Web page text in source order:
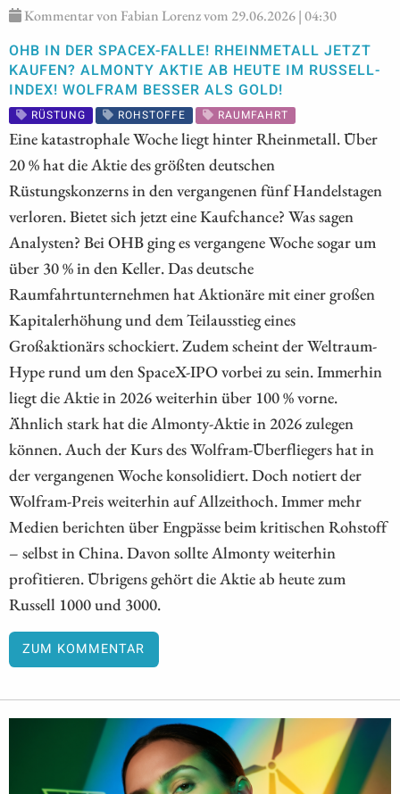
Kommentar von Fabian Lorenz vom 29.06.2026 | 04:30
OHB IN DER SPACEX-FALLE! RHEINMETALL JETZT
KAUFEN? ALMONTY AKTIE AB HEUTE IM RUSSELL-
INDEX! WOLFRAM BESSER ALS GOLD!
RÜSTUNG ROHSTOFFE RAUMFAHRT
Eine katastrophale Woche liegt hinter Rheinmetall. Über
20 % hat die Aktie des größten deutschen
Rüstungskonzerns in den vergangenen fünf Handelstagen
verloren. Bietet sich jetzt eine Kaufchance? Was sagen
Analysten? Bei OHB ging es vergangene Woche sogar um
über 30 % in den Keller. Das deutsche
Raumfahrtunternehmen hat Aktionäre mit einer großen
Kapitalerhöhung und dem Teilausstieg eines
Großaktionärs schockiert. Zudem scheint der Weltraum-
Hype rund um den SpaceX-IPO vorbei zu sein. Immerhin
liegt die Aktie in 2026 weiterhin über 100 % vorne.
Ähnlich stark hat die Almonty-Aktie in 2026 zulegen
können. Auch der Kurs des Wolfram-Überfliegers hat in
der vergangenen Woche konsolidiert. Doch notiert der
Wolfram-Preis weiterhin auf Allzeithoch. Immer mehr
Medien berichten über Engpässe beim kritischen Rohstoff
– selbst in China. Davon sollte Almonty weiterhin
profitieren. Übrigens gehört die Aktie ab heute zum
Russell 1000 und 3000.
ZUM KOMMENTAR